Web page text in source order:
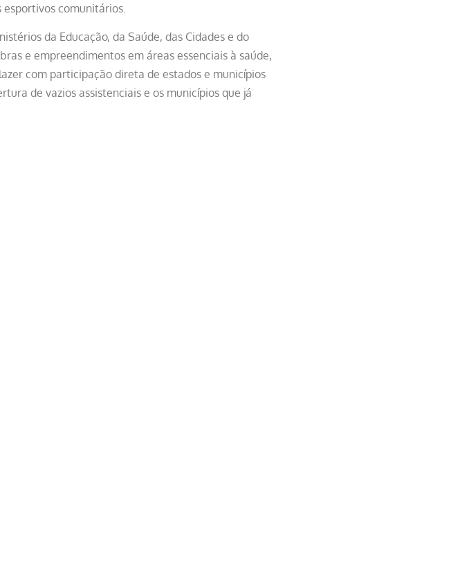
comunitários.
da Educação, da Saúde, das Cidades e do
e empreendimentos em áreas essenciais à saúde,
com participação direta de estados e municípios
de vazios assistenciais e os municípios que já